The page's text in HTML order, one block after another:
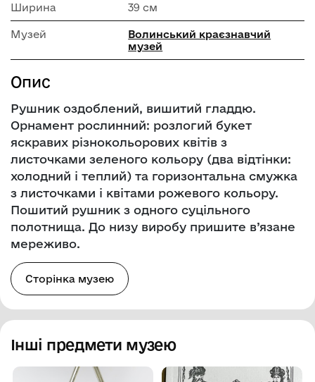
Ширина 39 см
Музей
Волинський краєзнавчий
музей
Опис
Рушник оздоблений, вишитий гладдю.
Орнамент рослинний: розлогий букет
яскравих різнокольорових квітів з
листочками зеленого кольору (два відтінки:
холодний і теплий) та горизонтальна смужка
з листочками і квітами рожевого кольору.
Пошитий рушник з одного суцільного
полотнища. До низу виробу пришите в’язане
мереживо.
Сторінка музею
Інші предмети музею